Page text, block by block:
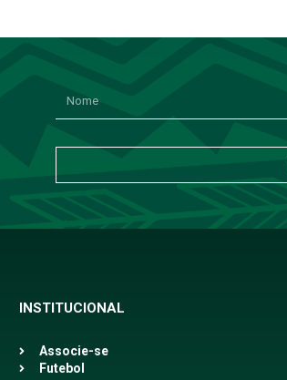
INSTITUCIONAL
Associe-se
Futebol